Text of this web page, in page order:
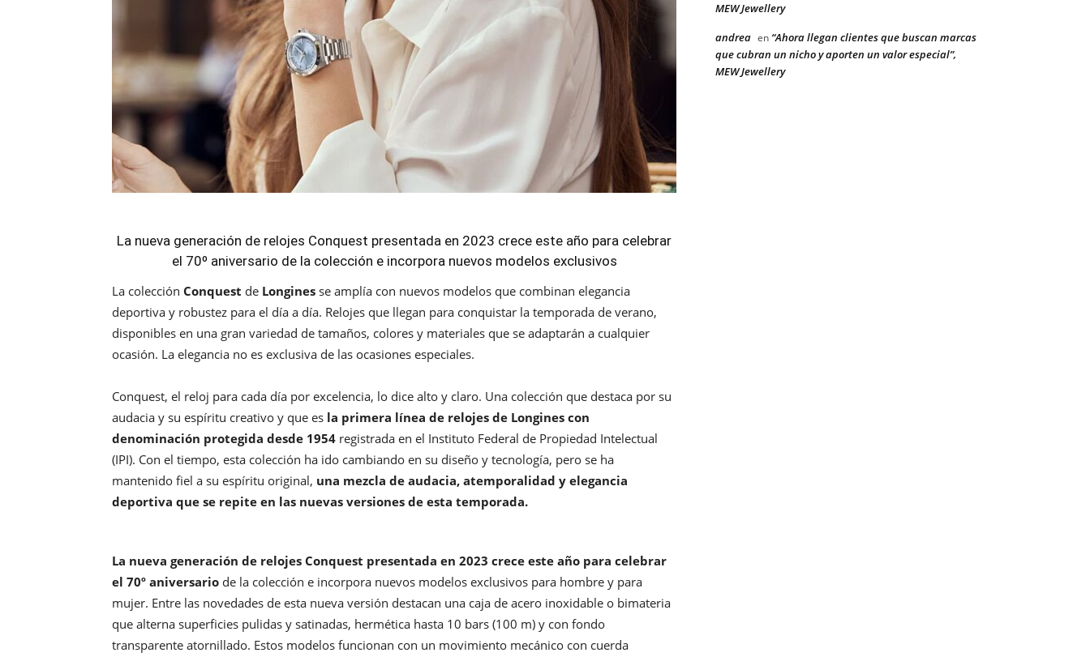
La nueva generación de relojes Conquest presentada en 2023 crece este año para celebrar
el 70º aniversario de la colección e incorpora nuevos modelos exclusivos
La colección Conquest de Longines se amplía con nuevos modelos que combinan elegancia
deportiva y robustez para el día a día. Relojes que llegan para conquistar la temporada de verano,
disponibles en una gran variedad de tamaños, colores y materiales que se adaptarán a cualquier
ocasión. La elegancia no es exclusiva de las ocasiones especiales.
Conquest, el reloj para cada día por excelencia, lo dice alto y claro. Una colección que destaca por su
audacia y su espíritu creativo y que es la primera línea de relojes de Longines con
denominación protegida desde 1954 registrada en el Instituto Federal de Propiedad Intelectual
(IPI). Con el tiempo, esta colección ha ido cambiando en su diseño y tecnología, pero se ha
mantenido fiel a su espíritu original, una mezcla de audacia, atemporalidad y elegancia
deportiva que se repite en las nuevas versiones de esta temporada.
La nueva generación de relojes Conquest presentada en 2023 crece este año para celebrar
el 70º aniversario de la colección e incorpora nuevos modelos exclusivos para hombre y para
mujer. Entre las novedades de esta nueva versión destacan una caja de acero inoxidable o bimateria
que alterna superficies pulidas y satinadas, hermética hasta 10 bars (100 m) y con fondo
transparente atornillado. Estos modelos funcionan con un movimiento mecánico con cuerda
MEW Jewellery
andrea en “Ahora llegan clientes que buscan marcas
que cubran un nicho y aporten un valor especial”,
MEW Jewellery